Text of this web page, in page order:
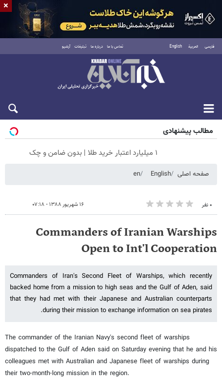
فارسی العربية English تماس با ما درباره ما تبلیغات آرشیو
شنبه ۱۷ مرداد ۱۴۰۵
مطالب پیشنهادی
۱ میلیارد اعتبار خرید طلا | بدون ضامن و چک
صفحه اصلی English
en
۰ نفر ۱۶ شهریور ۱۳۸۸ - ۰۷:۱۸
Commanders of Iranian Warships
Open to Int'l Cooperation
Commanders of Iran's Second Fleet of Warships, which recently
backed home from a mission to high seas and the Gulf of Aden, said
that they had met with their Japanese and Australian counterparts
during their mission to exchange information on sea pirates.
The commander of the Iranian Navy's second fleet of warships
dispatched to the Gulf of Aden said on Saturday evening that he and his
colleagues met with Australian and Japanese fleet of warships during
their two-month-long mission in the region.
×